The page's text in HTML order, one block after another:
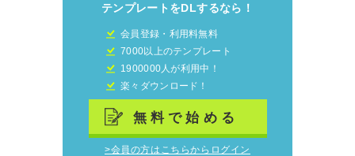
テンプレートをDLするなら！
会員登録・利用料無料
7000以上のテンプレート
1900000人が利用中！
楽々ダウンロード！
無料で始める
>会員の方はこちらからログイン